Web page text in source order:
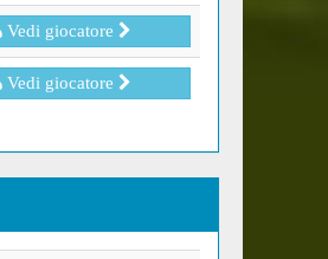
Vedi giocatore
Vedi giocatore